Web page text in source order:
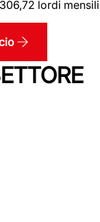
lordi mensili